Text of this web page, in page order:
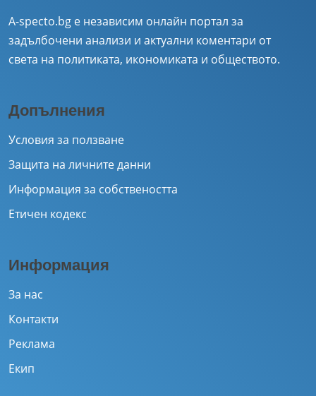
A-specto.bg е независим онлайн портал за
задълбочени анализи и актуални коментари от
света на политиката, икономиката и обществото.
Допълнения
Условия за ползване
Защита на личните данни
Информация за собствеността
Етичен кодекс
Информация
За нас
Контакти
Реклама
Екип